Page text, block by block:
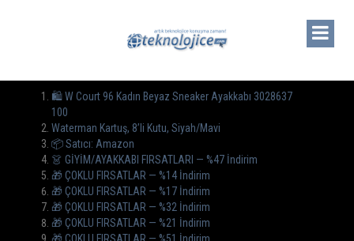
🛍️ W Court 96 Kadın Beyaz Sneaker Ayakkabı 3028637
100
Waterman Kartuş, 8’li Kutu, Siyah/Mavi
📦 Satıcı: Amazon
👗 GİYİM/AYAKKABI FIRSATLARI — %47 İndirim
🎁 ÇOKLU FIRSATLAR — %14 İndirim
🎁 ÇOKLU FIRSATLAR — %17 İndirim
🎁 ÇOKLU FIRSATLAR — %32 İndirim
🎁 ÇOKLU FIRSATLAR — %21 İndirim